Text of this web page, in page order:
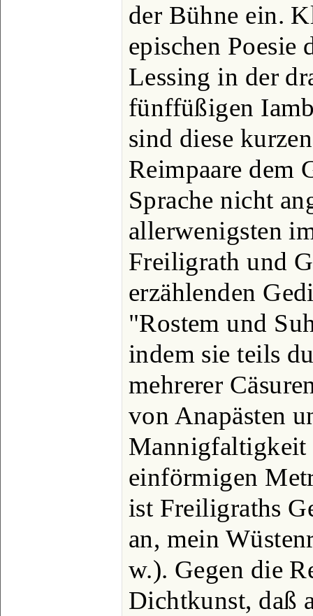
der Bühne ein.
epischen Poesie
Lessing in der
fünffüßigen
sind diese
Reimpaare dem
Sprache nicht
allerwenigsten
Freiligrath und
erzählenden
"Rostem und
indem sie teils
mehrerer
von Anapästen
Mannigfaltigkeit
einförmigen
ist Freiligraths
an, mein
w.). Gegen die
Dichtkunst, daß